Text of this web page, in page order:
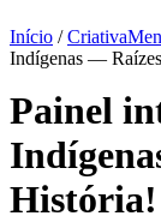
Início /
Indígenas —
Painel
História!